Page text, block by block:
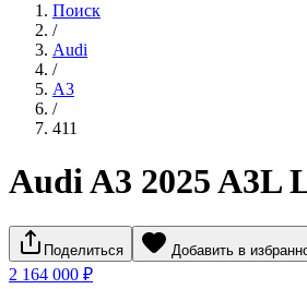
Поиск
/
Audi
/
A3
/
411
Audi A3 2025 A3L
Поделиться Добавить в
2 164 000 ₽